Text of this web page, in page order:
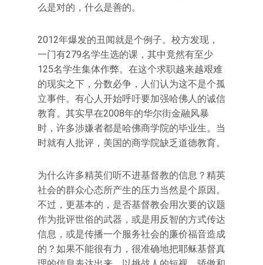
么是对的，什么是善的。
2012年爆发的丑闻就是个例子。校方发现，
一门有279名学生选的课，其中竟然有至少
125名学生集体作弊。在这个求职越来越艰难
的现实之下，分数必争，人们认为这不是个孤
立事件。有心人开始呼吁要加强哈佛人的诚信
教育。其实早在2008年的华尔街金融风暴
时，许多涉嫌者都是哈佛商学院的毕业生。当
时就有人批评，美国的商学院缺乏道德教育。
为什么许多精英们听不进基督教的信息？精英
社会的群众心态所产生的压力当然是个原因。
不过，更基本的，是否基督教会用次要的议题
作为批评世俗的武器，或是用反智的方式传达
信息，或是传播一个服务社会的廉价福音造成
的？如果不能很有力，很准确地把耶稣基督真